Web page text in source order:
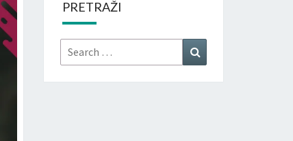
PRETRAŽI
Search
for: